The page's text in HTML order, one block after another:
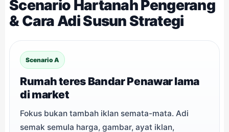
Scenario Hartanah Pengerang
& Cara Adi Susun Strategi
Scenario A
Rumah teres Bandar Penawar lama
di market
Fokus bukan tambah iklan semata-mata. Adi
semak semula harga, gambar, ayat iklan,